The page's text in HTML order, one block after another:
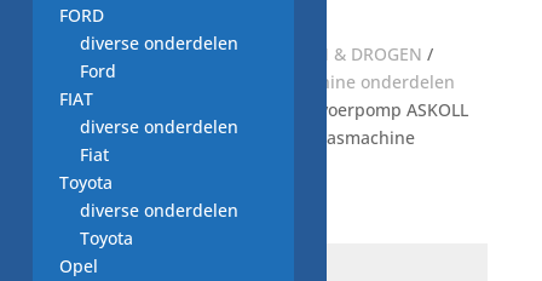
Start/Default Category WASSEN & DROGEN /
WASMACHINE
NIEUWE wasmachine onderdelen
NWM
/ afvoerpomp ASKOLL
0.00.64.26-1, 30W, 5021895900, wasmachine
FORD
diverse onderdelen
Ford
FIAT
diverse onderdelen
Fiat
Toyota
diverse onderdelen
Toyota
Opel